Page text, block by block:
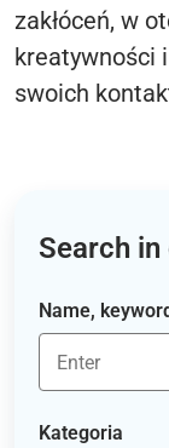
zakłóceń, w
kreatywności
swoich
Search
Name,
Kategoria